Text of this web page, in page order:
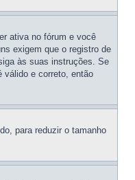
ativa no fórum e você
exigem que o registro de
às suas instruções. Se
válido e correto, então
para reduzir o tamanho